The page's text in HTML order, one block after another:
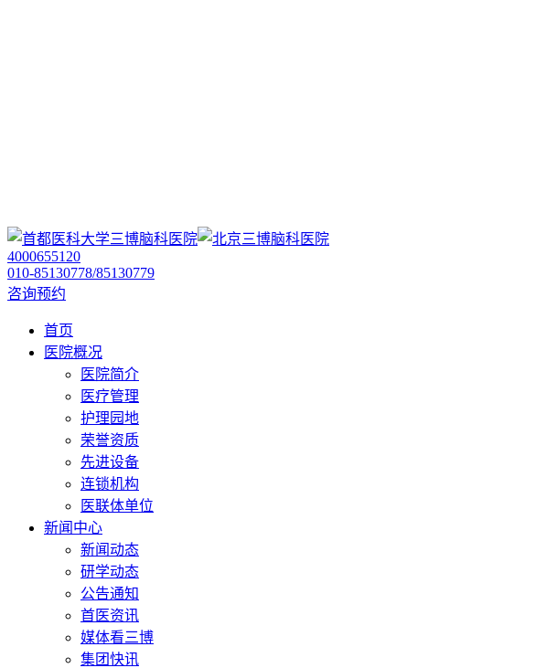
4000655120
010-85130778/85130779
咨询预约
首页
医院概况
医院简介
医疗管理
护理园地
荣誉资质
先进设备
连锁机构
医联体单位
新闻中心
新闻动态
研学动态
公告通知
首医资讯
媒体看三博
集团快讯